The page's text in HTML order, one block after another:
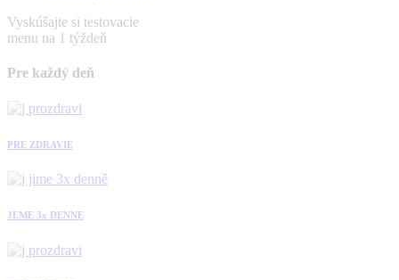
Vyskúšajte si testovacie
menu na 1 týždeň
Pre každý deň
PRE ZDRAVIE
JEME 3x DENNE